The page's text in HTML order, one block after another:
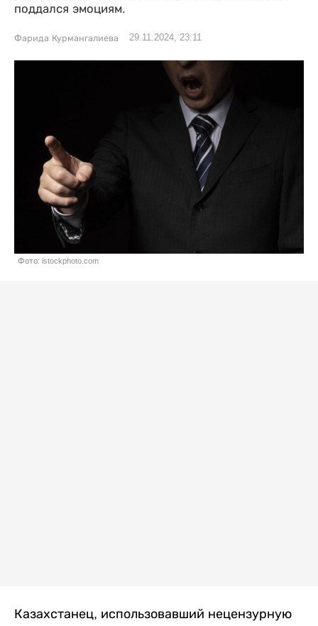
поддался эмоциям.
Фарида Курмангалиева 29.11.2024, 23:11
Фото: istockphoto.com
Казахстанец, использовавший нецензурную